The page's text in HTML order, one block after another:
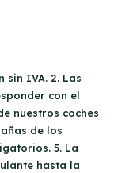
sin IVA. 2. Las
con el
nuestros coches
de los
5. La
hasta la